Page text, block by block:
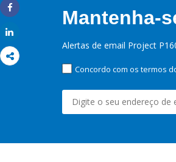
Share
Mantenha-
Alertas de email Project
Concordo com os termos